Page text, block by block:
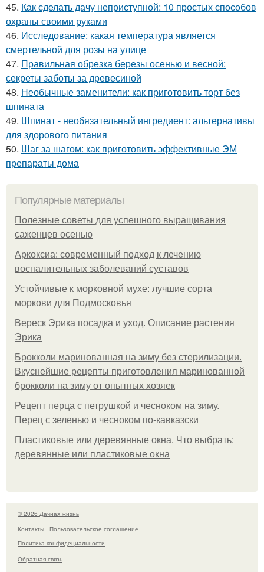
45. Как сделать дачу неприступной: 10 простых способов
охраны своими руками
46. Исследование: какая температура является
смертельной для розы на улице
47. Правильная обрезка березы осенью и весной:
секреты заботы за древесиной
48. Необычные заменители: как приготовить торт без
шпината
49. Шпинат - необязательный ингредиент: альтернативы
для здорового питания
50. Шаг за шагом: как приготовить эффективные ЭМ
препараты дома
Популярные материалы
Полезные советы для успешного выращивания
саженцев осенью
Аркоксиа: современный подход к лечению
воспалительных заболеваний суставов
Устойчивые к морковной мухе: лучшие сорта
моркови для Подмосковья
Вереск Эрика посадка и уход. Описание растения
Эрика
Брокколи маринованная на зиму без стерилизации.
Вкуснейшие рецепты приготовления маринованной
брокколи на зиму от опытных хозяек
Рецепт перца с петрушкой и чесноком на зиму.
Перец с зеленью и чесноком по-кавказски
Пластиковые или деревянные окна. Что выбрать:
деревянные или пластиковые окна
© 2026 Дачная жизнь
Контакты
Пользовательское соглашение
Политика конфидециальности
Обратная связь